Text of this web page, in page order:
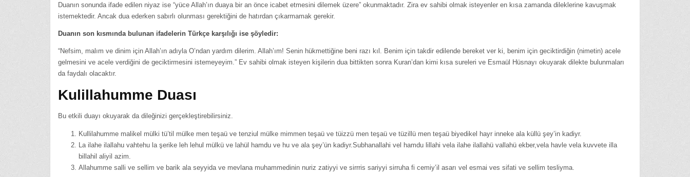
Duanın sonunda ifade edilen niyaz ise “yüce Allah’ın duaya bir an önce icabet etmesini dilemek üzere” okunmaktadır. Zira ev sahibi olmak isteyenler en kısa zamanda dileklerine kavuşmak
istemektedir. Ancak dua ederken sabırlı olunması gerektiğini de hatırdan çıkarmamak gerekir.
Duanın son kısmında bulunan ifadelerin Türkçe karşılığı ise şöyledir:
“Nefsim, malım ve dinim için Allah’ın adıyla O’ndan yardım dilerim. Allah’ım! Senin hükmettiğine beni razı kıl. Benim için takdir edilende bereket ver ki, benim için geciktirdiğin (nimetin) acele
gelmesini ve acele verdiğini de geciktirmesini istemeyeyim.” Ev sahibi olmak isteyen kişilerin dua bittikten sonra Kuran’dan kimi kısa sureleri ve Esmaül Hüsnayı okuyarak dilekte bulunmaları
da faydalı olacaktır.
Kulillahumme Duası
Bu etkili duayı okuyarak da dileğinizi gerçekleştirebilirsiniz.
Kullilahumme malikel mülki tü’til mülke men teşaü ve tenziul mülke mimmen teşaü ve tüizzü men teşaü ve tüzillü men teşaü biyedikel hayr inneke ala küllü şey’in kadiyr.
La ilahe ilallahu vahtehu la şerike leh lehul mülkü ve lahül hamdu ve hu ve ala şey’ün kadiyr.Subhanallahi vel hamdu lillahi vela ilahe ilallahü vallahü ekber,vela havle vela kuvvete illa
billahil aliyil azim.
Allahumme salli ve sellim ve barik ala seyyida ve mevlana muhammedinin nuriz zatiyyi ve sirrris sariyyi sirruha fi cemiy’il asarı vel esmai ves sifati ve sellim tesliyma.